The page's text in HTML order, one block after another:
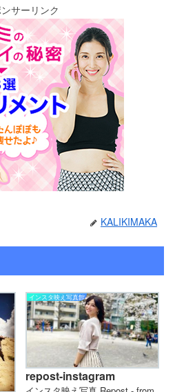
サーリンク
KALIKIMAKA
インスタ映え写真館
repost-instagram